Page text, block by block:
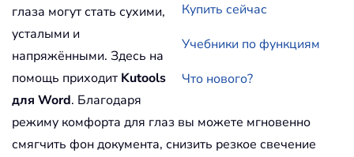
Купить сейчас
Учебники по функциям
Что нового?
глаза могут стать сухими,
усталыми и
напряжёнными. Здесь на
помощь приходит Kutools
для Word. Благодаря
режиму комфорта для глаз вы можете мгновенно
смягчить фон документа, снизить резкое свечение